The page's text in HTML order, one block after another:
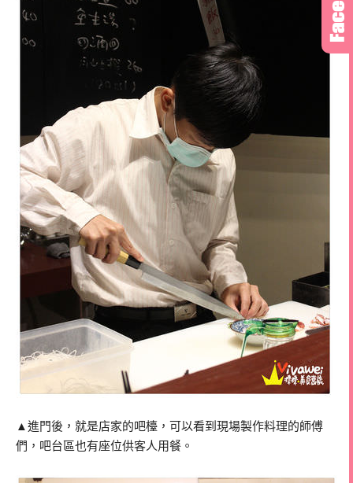
▲進門後，就是店家的吧檯，可以看到現場製作料理的師傅
們，吧台區也有座位供客人用餐。